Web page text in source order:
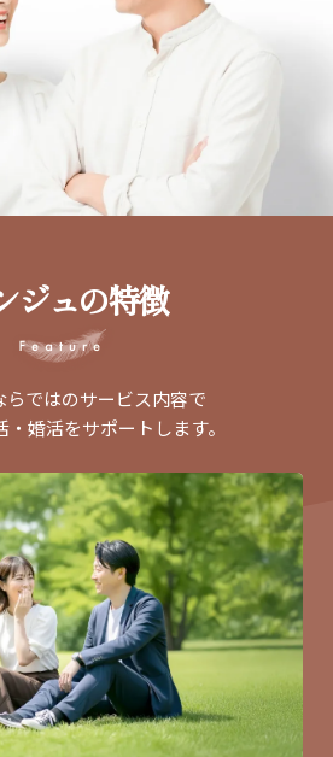
ジュの特徴
らではのサービス内容で
・婚活をサポートします。